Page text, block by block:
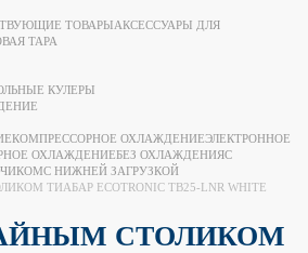
ТОВАРЫАКСЕССУАРЫ ДЛЯ
ТАРА
КУЛЕРЫ
КОМПРЕССОРНОЕ ОХЛАЖДЕНИЕЭЛЕКТРОННОЕ
ОХЛАЖДЕНИЕБЕЗ ОХЛАЖДЕНИЯС
С НИЖНЕЙ ЗАГРУЗКОЙ
ТИАБАР ECOTRONIC TB25-LNR WHITE
СТОЛИКОМ